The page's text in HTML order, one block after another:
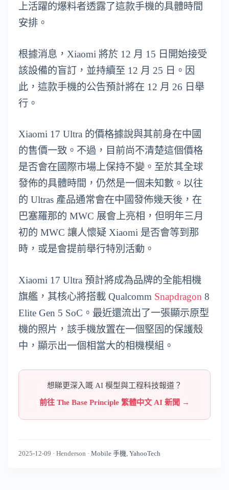
上活躍的爆料者透露了這款手機的具體時間
安排。
根據消息，Xiaomi 將於 12 月 15 日開始接受
該設備的盲訂，並持續至 12 月 25 日。因
此，這款手機的公告預計將在 12 月 26 日舉
行。
Xiaomi 17 Ultra 的價格據說與其前身在中國
的售價一致。不過，目前尚不清楚這個價格
是否會在國際市場上保持不變。至於其全球
發佈的具體時間，仍然是一個未知數。以往
的 Ultras 產品通常會在中國發佈幾天後，在
巴塞羅那的 MWC 展會上亮相，但明年三月
初的 MWC 讓人懷疑 Xiaomi 是否會等到那
時，或是會提前舉行特別活動。
Xiaomi 17 Ultra 預計將成為品牌的全能相機
旗艦，其核心將搭載 Qualcomm Snapdragon 8
Elite Gen 5 SoC。最近還流出了一張顯示原型
機的照片，該手機放置在一個堅固的保護殼
中，顯示出一個相當大的相機模組。
想睇更深入嘅 AI 模型與工程科技報道？
前往 The Base Principle 繁體中文 AI 新聞 →
2025-12-09 · Henderson · Mobile 手機, YahooTech